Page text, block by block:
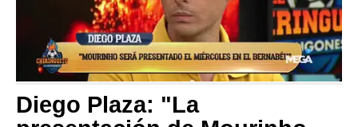
Diego Plaza: "La